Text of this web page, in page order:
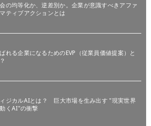
の均等化か、逆差別か。企業が意識すべきアファ
ティブアクションとは
れる企業になるためのEVP（従業員価値提案）と
ジカルAIとは？ 巨大市場を生み出す "現実世界
くAI"の衝撃